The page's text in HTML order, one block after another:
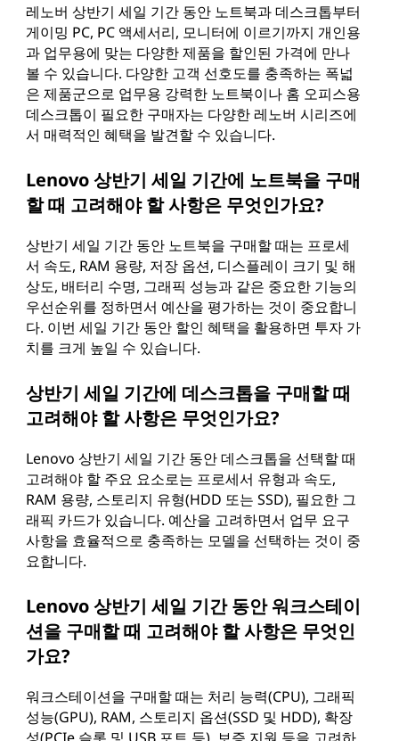
레노버 상반기 세일 기간 동안 노트북과 데스크톱부터
게이밍 PC, PC 액세서리, 모니터에 이르기까지 개인용
과 업무용에 맞는 다양한 제품을 할인된 가격에 만나
볼 수 있습니다. 다양한 고객 선호도를 충족하는 폭넓
은 제품군으로 업무용 강력한 노트북이나 홈 오피스용
데스크톱이 필요한 구매자는 다양한 레노버 시리즈에
서 매력적인 혜택을 발견할 수 있습니다.
Lenovo 상반기 세일 기간에 노트북을 구매
할 때 고려해야 할 사항은 무엇인가요?
상반기 세일 기간 동안 노트북을 구매할 때는 프로세
서 속도, RAM 용량, 저장 옵션, 디스플레이 크기 및 해
상도, 배터리 수명, 그래픽 성능과 같은 중요한 기능의
우선순위를 정하면서 예산을 평가하는 것이 중요합니
다. 이번 세일 기간 동안 할인 혜택을 활용하면 투자 가
치를 크게 높일 수 있습니다.
상반기 세일 기간에 데스크톱을 구매할 때
고려해야 할 사항은 무엇인가요?
Lenovo 상반기 세일 기간 동안 데스크톱을 선택할 때
고려해야 할 주요 요소로는 프로세서 유형과 속도,
RAM 용량, 스토리지 유형(HDD 또는 SSD), 필요한 그
래픽 카드가 있습니다. 예산을 고려하면서 업무 요구
사항을 효율적으로 충족하는 모델을 선택하는 것이 중
요합니다.
Lenovo 상반기 세일 기간 동안 워크스테이
션을 구매할 때 고려해야 할 사항은 무엇인
가요?
워크스테이션을 구매할 때는 처리 능력(CPU), 그래픽
성능(GPU), RAM, 스토리지 옵션(SSD 및 HDD), 확장